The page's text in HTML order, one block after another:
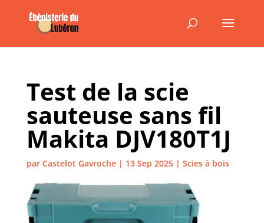
Test de la scie
sauteuse sans fil
Makita DJV180T1J
par Castelot Gavroche| 13 Sep 2025| Scies à bois